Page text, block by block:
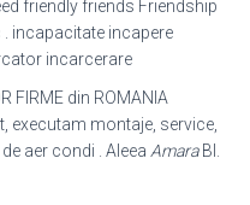
friendly friends Friendship
incapacitate incapere
incarcerare
FIRME din ROMANIA
executam montaje, service,
aer condi . Aleea AmaraBl.